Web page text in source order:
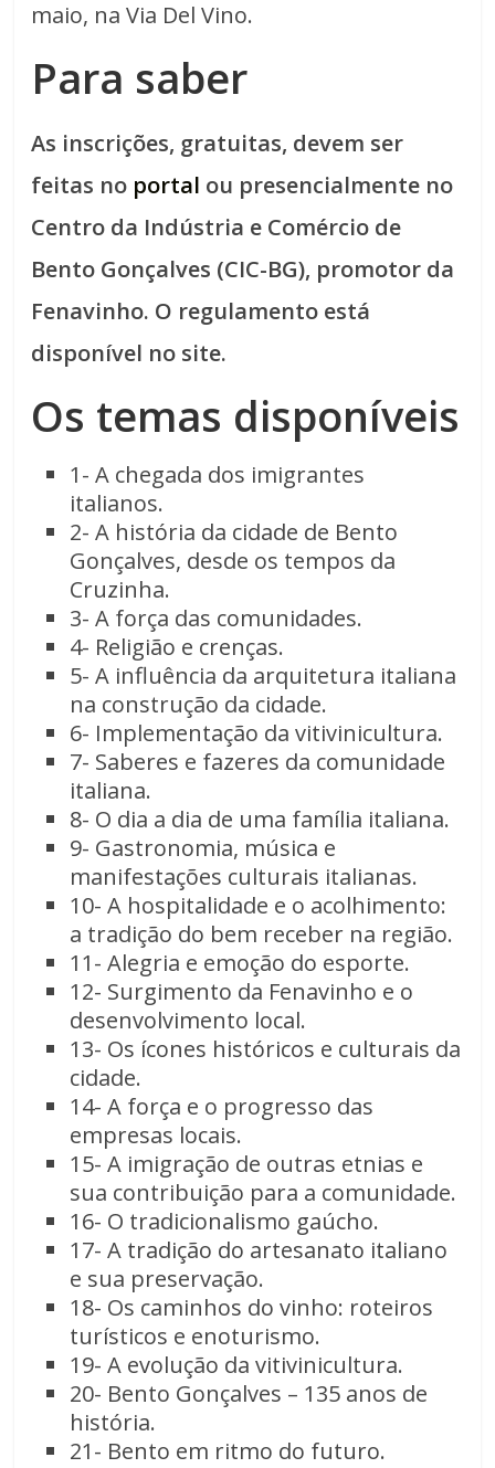
maio, na Via Del Vino.
Para saber
As inscrições, gratuitas, devem ser
feitas no portal ou presencialmente no
Centro da Indústria e Comércio de
Bento Gonçalves (CIC-BG), promotor da
Fenavinho. O regulamento está
disponível no site.
Os temas disponíveis
1- A chegada dos imigrantes
italianos.
2- A história da cidade de Bento
Gonçalves, desde os tempos da
Cruzinha.
3- A força das comunidades.
4- Religião e crenças.
5- A influência da arquitetura italiana
na construção da cidade.
6- Implementação da vitivinicultura.
7- Saberes e fazeres da comunidade
italiana.
8- O dia a dia de uma família italiana.
9- Gastronomia, música e
manifestações culturais italianas.
10- A hospitalidade e o acolhimento:
a tradição do bem receber na região.
11- Alegria e emoção do esporte.
12- Surgimento da Fenavinho e o
desenvolvimento local.
13- Os ícones históricos e culturais da
cidade.
14- A força e o progresso das
empresas locais.
15- A imigração de outras etnias e
sua contribuição para a comunidade.
16- O tradicionalismo gaúcho.
17- A tradição do artesanato italiano
e sua preservação.
18- Os caminhos do vinho: roteiros
turísticos e enoturismo.
19- A evolução da vitivinicultura.
20- Bento Gonçalves – 135 anos de
história.
21- Bento em ritmo do futuro.